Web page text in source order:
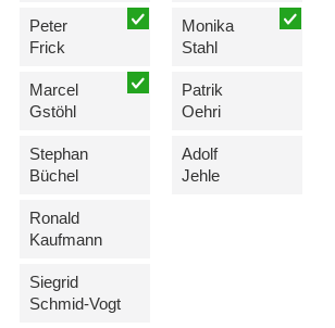
Peter
Frick
Marcel
Gstöhl
Stephan
Büchel
Ronald
Kaufmann
Siegrid
Schmid-Vogt
Monika
Stahl
Patrik
Oehri
Adolf
Jehle